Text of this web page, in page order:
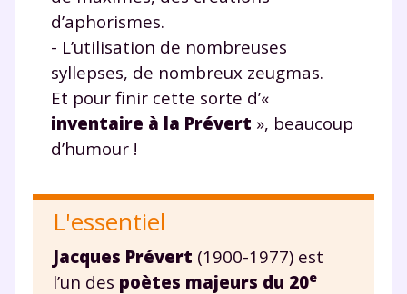
d’aphorismes.
- L’utilisation de nombreuses
syllepses, de nombreux zeugmas.
Et pour finir cette sorte d’«
inventaire à la Prévert », beaucoup
d’humour !
L'essentiel
Jacques Prévert (1900-1977) est
l’un des poètes majeurs du 20e